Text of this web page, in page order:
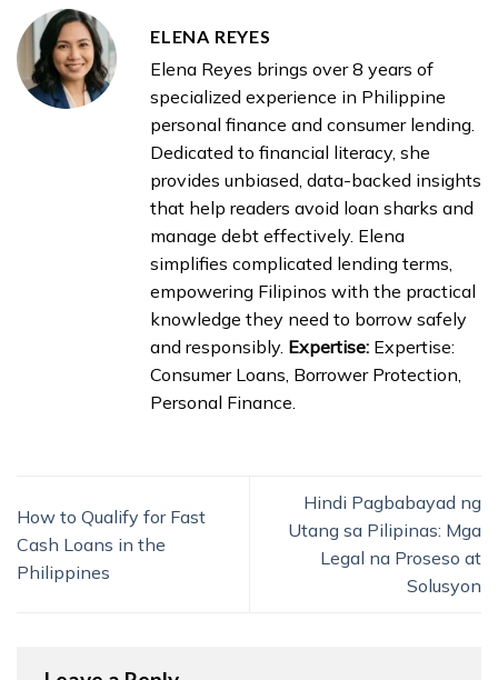
ELENA REYES
Elena Reyes brings over 8 years of
specialized experience in Philippine
personal finance and consumer lending.
Dedicated to financial literacy, she
provides unbiased, data-backed insights
that help readers avoid loan sharks and
manage debt effectively. Elena
simplifies complicated lending terms,
empowering Filipinos with the practical
knowledge they need to borrow safely
and responsibly. Expertise: Expertise:
Consumer Loans, Borrower Protection,
Personal Finance.
How to Qualify for Fast
Cash Loans in the
Philippines
Hindi Pagbabayad ng
Utang sa Pilipinas: Mga
Legal na Proseso at
Solusyon